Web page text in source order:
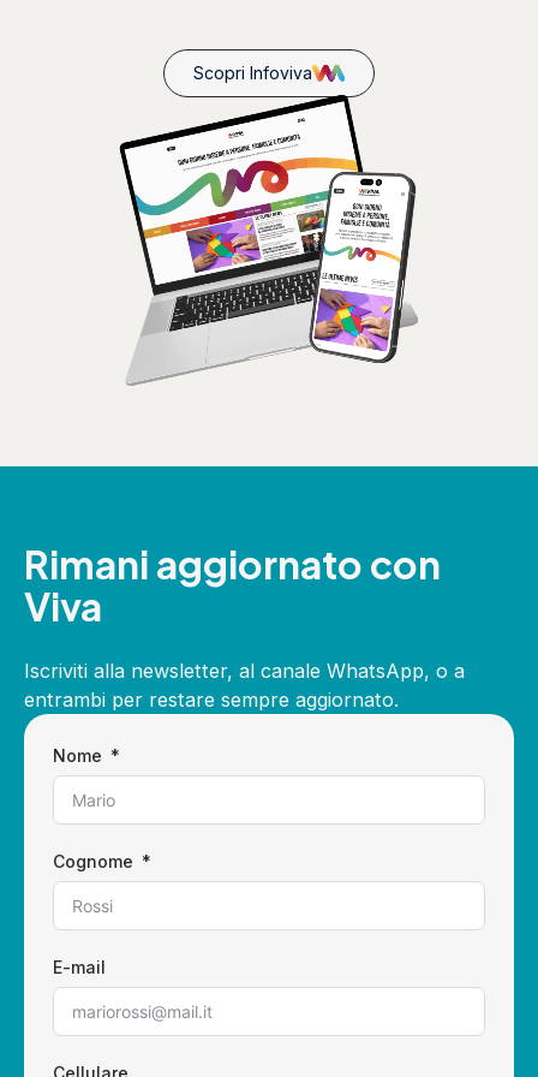
Scopri Infoviva
Rimani aggiornato con
Viva
Iscriviti alla newsletter, al canale WhatsApp, o a
entrambi per restare sempre aggiornato.
Nome
Cognome
E-mail
Cellulare